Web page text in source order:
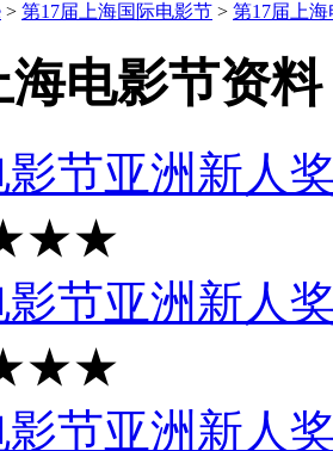
> 第17届上海国际电影节 > 第17届上
海电影节资料
影节亚洲新人
影节亚洲新人
影节亚洲新人